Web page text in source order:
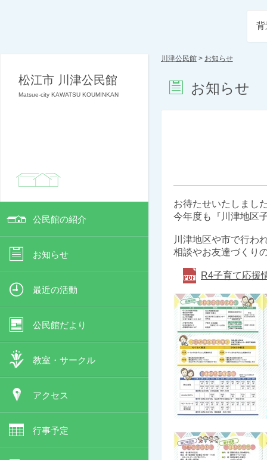
松江市 川津公民館
Matsue-city KAWATSU KOUMINKAN
公民館の紹介
お知らせ
最近の活動
公民館だより
教室・サークル
アクセス
行事予定
背
川津公民館 > お知らせ
お知らせ
お待たせいたしまし
今年度も『川津地区
川津地区や市で行わ
相談やお友達づくり
R4子育て応援